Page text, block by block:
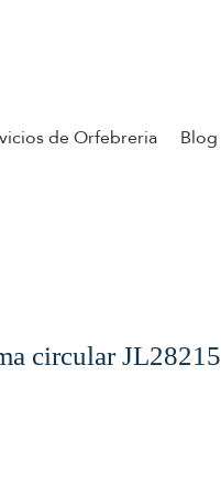
de Orfebreria Blog
circular JL28215